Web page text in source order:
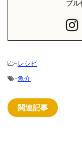
ブル
-レシピ
-魚介
関連記事